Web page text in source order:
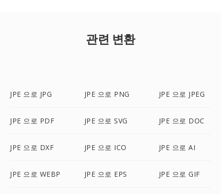
관련 변환
JPE 으로 JPG JPE 으로 PNG JPE 으로 JPEG
JPE 으로 PDF JPE 으로 SVG JPE 으로 DOC
JPE 으로 DXF JPE 으로 ICO JPE 으로 AI
JPE 으로 WEBP JPE 으로 EPS JPE 으로 GIF